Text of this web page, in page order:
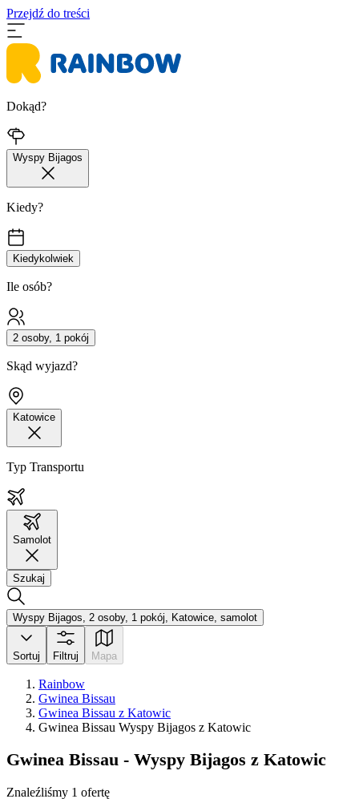
Przejdź do treści
Dokąd?
Wyspy Bijagos
Kiedy?
Kiedykolwiek
Ile osób?
2 osoby, 1 pokój
Skąd wyjazd?
Katowice
Typ Transportu
Samolot
Szukaj
Wyspy Bijagos, 2 osoby, 1 pokój, Katowice, samolot
Sortuj Filtruj Mapa
Rainbow
Gwinea Bissau
Gwinea Bissau z Katowic
Gwinea Bissau Wyspy Bijagos z Katowic
Gwinea Bissau - Wyspy Bijagos z Katowic
Znaleźliśmy 1 ofertę